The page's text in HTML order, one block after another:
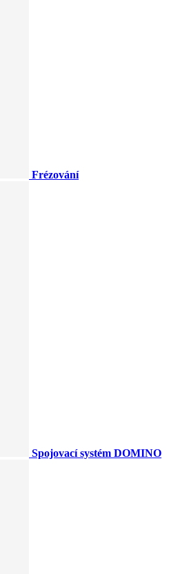
Frézování
Spojovací systém DOMINO